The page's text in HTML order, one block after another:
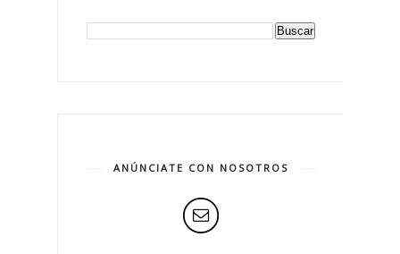
ANÚNCIATE CON NOSOTROS